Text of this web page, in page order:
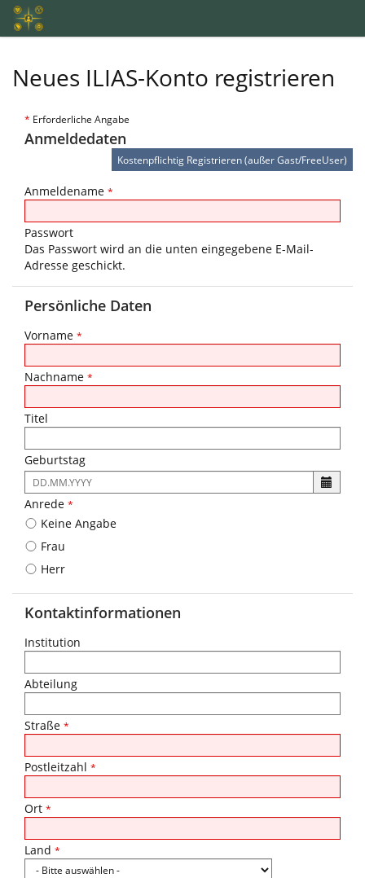
Neues ILIAS-Konto registrieren
* Erforderliche Angabe
Anmeldedaten
Anmeldename *
Passwort
Das Passwort wird an die unten eingegebene E-Mail-
Adresse geschickt.
Persönliche Daten
Vorname *
Nachname *
Titel
Geburtstag
Es
ist
folgendes
Eingabeformat
gefordert:
Anrede *
Keine Angabe
Frau
Herr
Kontaktinformationen
Institution
Abteilung
Straße *
Postleitzahl *
Ort *
Land *